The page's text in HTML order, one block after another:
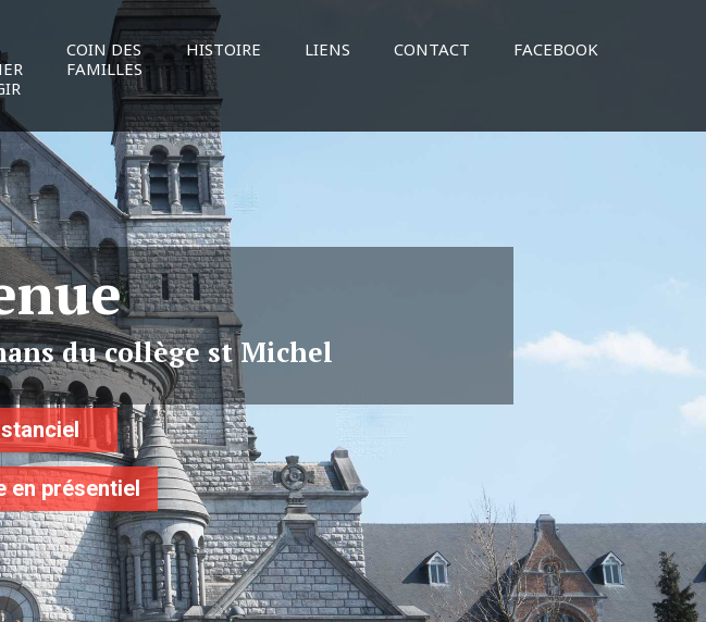
COIN DES
FAMILLES
HISTOIRE LIENS CONTACT FACEBOOK
du collège st Michel
en présentiel